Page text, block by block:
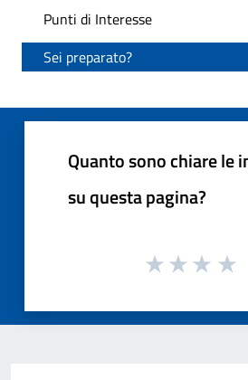
Punti di Interesse
Sei preparato?
Quanto sono chiare le
su questa pagina?